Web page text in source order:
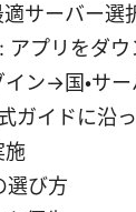
サーバー選
アプリをダ
イン→国・サ
ガイドに沿
施
選び方